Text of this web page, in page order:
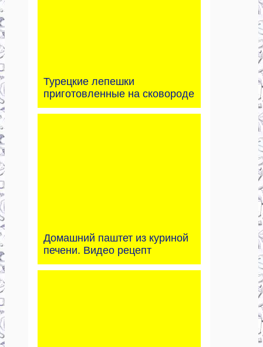
Турецкие лепешки
приготовленные на сковороде
Домашний паштет из куриной
печени. Видео рецепт